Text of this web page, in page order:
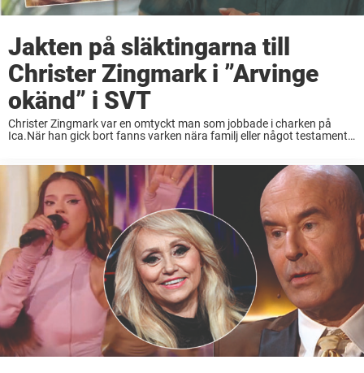
Jakten på släktingarna till
Christer Zingmark i ”Arvinge
okänd” i SVT
Christer Zingmark var en omtyckt man som jobbade i charken på
Ica.När han gick bort fanns varken nära familj eller något testamente